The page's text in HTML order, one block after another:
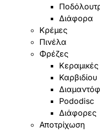
Διάφορα
Κρέμες
Πινέλα
Φρέζες
Κεραμικές
Καρβιδίου
Pododisc
Διάφορες
Αποτρίχωση